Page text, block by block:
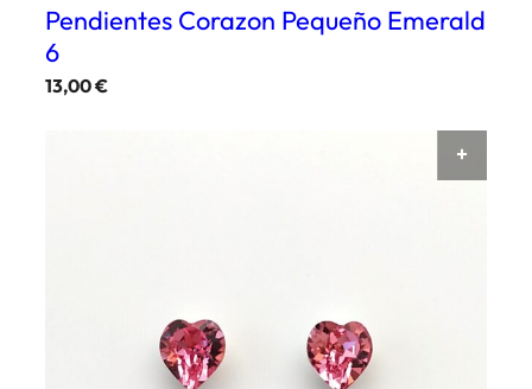
Pendientes Corazon Pequeño Emerald
6
13,00€